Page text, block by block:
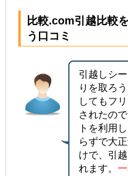
比較.com引越比較
う口コミ
引越しシ
りを取ろ
してもフ
されたの
トを利用
らずで大
けで、引
れます。